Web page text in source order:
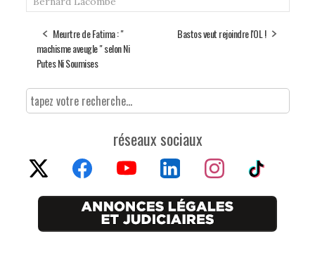
Meurtre de Fatima : "
machisme aveugle " selon Ni
Putes Ni Soumises
Bastos veut rejoindre l'OL !
réseaux sociaux